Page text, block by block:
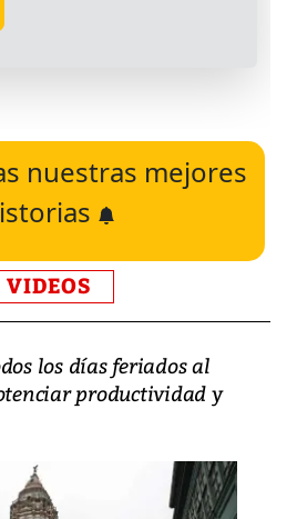
nuestras mejores
VIDEOS
los días feriados al
productividad y